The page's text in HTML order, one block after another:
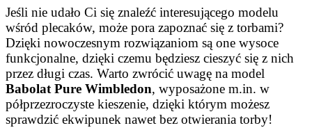
Jeśli nie udało Ci się znaleźć interesującego modelu
wśród plecaków, może pora zapoznać się z torbami?
Dzięki nowoczesnym rozwiązaniom są one wysoce
funkcjonalne, dzięki czemu będziesz cieszyć się z nich
przez długi czas. Warto zwrócić uwagę na model
Babolat Pure Wimbledon, wyposażone m.in. w
półprzezroczyste kieszenie, dzięki którym możesz
sprawdzić ekwipunek nawet bez otwierania torby!